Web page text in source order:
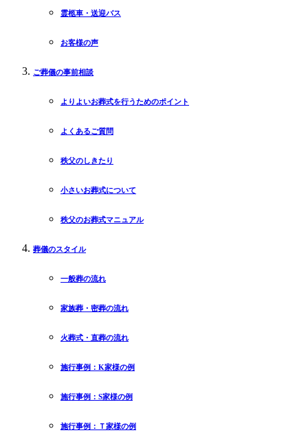
霊柩車・送迎バス
お客様の声
ご葬儀の事前相談
よりよいお葬式を行うためのポイント
よくあるご質問
秩父のしきたり
小さいお葬式について
秩父のお葬式マニュアル
葬儀のスタイル
一般葬の流れ
家族葬・密葬の流れ
火葬式・直葬の流れ
施行事例：K家様の例
施行事例：S家様の例
施行事例：Ｔ家様の例